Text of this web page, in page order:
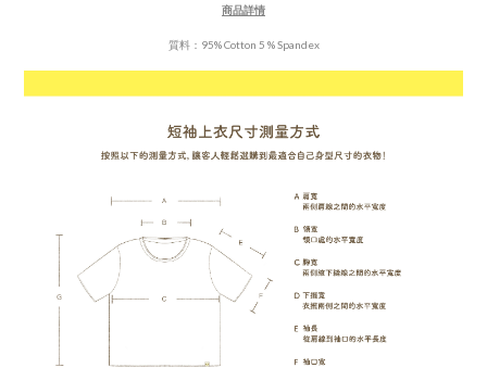
商品詳情
質料：95% Cotton 5 % Spandex